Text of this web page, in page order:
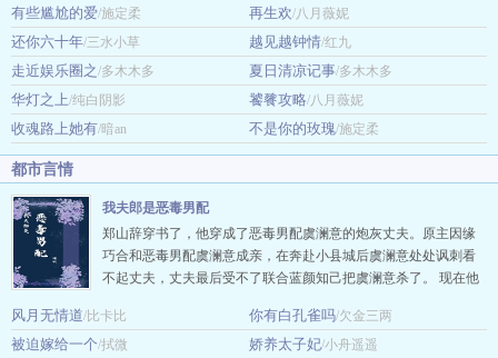
沉，目光悠远：“全靠苟。”狗？本文将于11月20日入V，感谢读者
朋友的支持~新文古言《落崖三载后》，正在连载中~ …
有些尴尬的爱/施定柔 再生欢/八月薇妮
还你六十年/三水小草 越见越钟情/红九
走近娱乐圈之/多木木多 夏日清凉记事/多木木多
华灯之上/纯白阴影 饕餮攻略/八月薇妮
收魂路上她有/暗an 不是你的玫瑰/施定柔
都市言情
我夫郎是恶毒男配
郑山辞穿书了，他穿成了恶毒男配虞澜意的炮灰丈夫。原主因缘
巧合和恶毒男配虞澜意成亲，在奔赴小县城后虞澜意处处讽刺看
不起丈夫，丈夫最后受不了联合蓝颜知己把虞澜意杀了。 现在他
澜意本想让男主和自己关在一起结果关错人了，现在他用袖子遮
挡着脸，对着郑山辞怒目而视。 面对众人的指责，郑山辞咬
风月无情道/比卡比 你有白孔雀吗/欠金三两
被迫嫁给一个/拭微 娇养太子妃/小舟遥遥